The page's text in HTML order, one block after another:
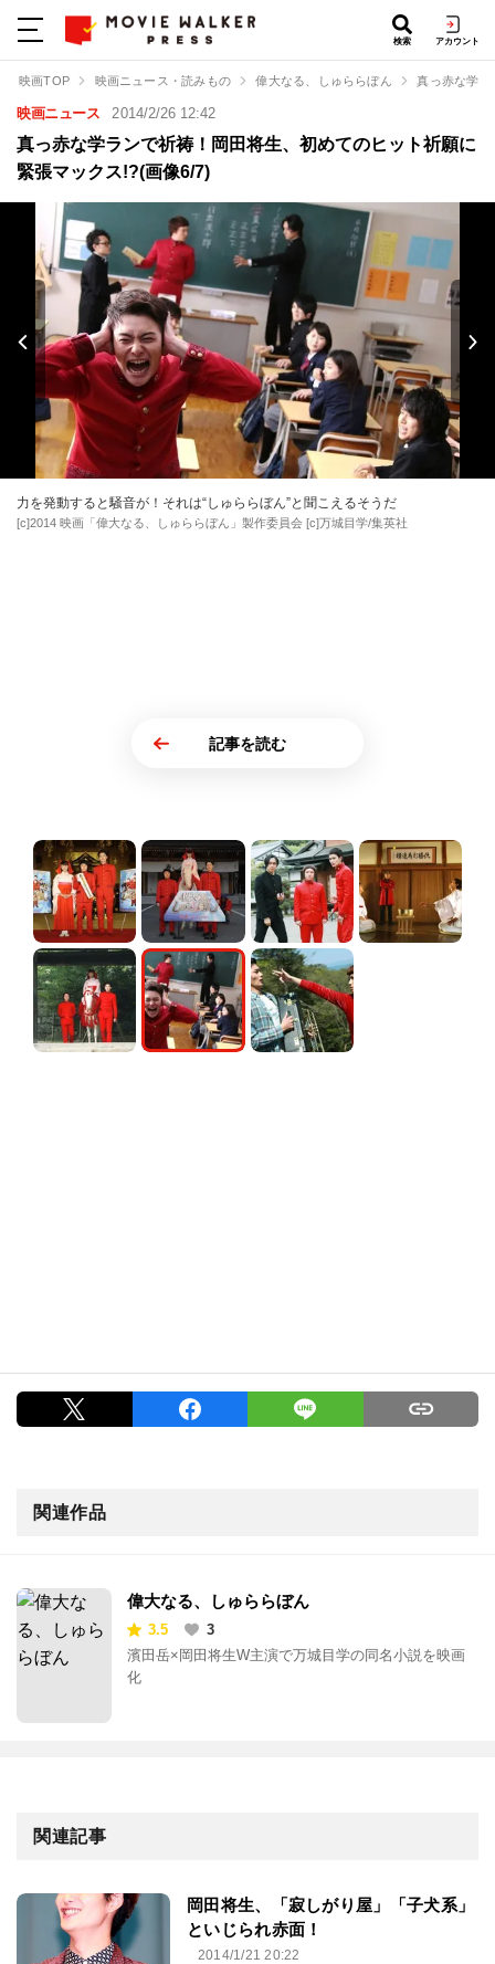
検索 アカウント
映画TOP 映画ニュース・読みもの 偉大なる、しゅららぼん 真っ赤な学ラ
映画ニュース 2014/2/26 12:42
真っ赤な学ランで祈祷！岡田将生、初めてのヒット祈願に
緊張マックス!?(画像6/7)
力を発動すると騒音が！それは“しゅららぼん”と聞こえるそうだ
[c]2014 映画「偉大なる、しゅららぼん」製作委員会 [c]万城目学/集英社
記事を読む
関連作品
偉大なる、しゅららぼん
3.5
3
濱田岳×岡田将生W主演で万城目学の同名小説を映画
化
関連記事
岡田将生、「寂しがり屋」「子犬系」
といじられ赤面！
2014/1/21 20:22